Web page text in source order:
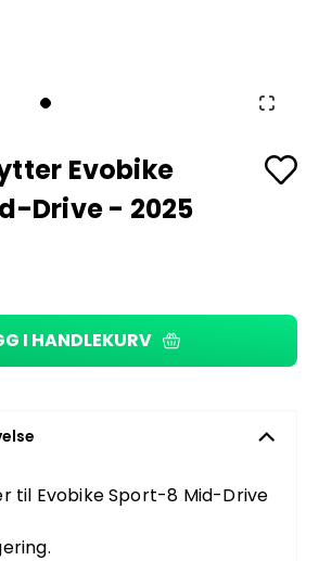
Evobike
Drive - 2025
I HANDLEKURV
til Evobike Sport-8 Mid-Drive